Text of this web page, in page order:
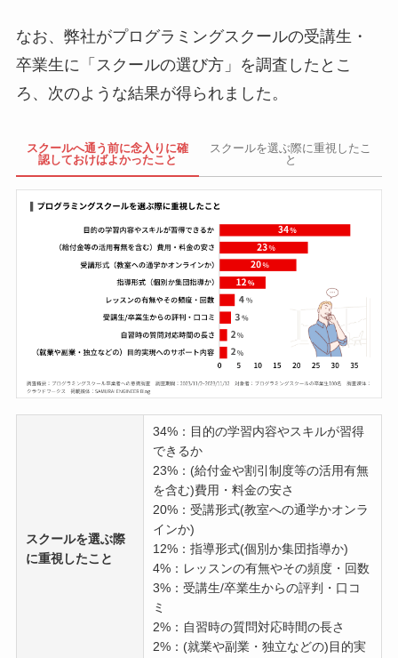
なお、弊社がプログラミングスクールの受講生・
卒業生に「スクールの選び方」を調査したとこ
ろ、次のような結果が得られました。
スクールへ通う前に念入りに確
認しておけばよかったこと
スクールを選ぶ際に重視したこ
と
スクールを選ぶ際
に重視したこと
34%：目的の学習内容やスキルが習得
できるか
23%：(給付金や割引制度等の活用有無
を含む)費用・料金の安さ
20%：受講形式(教室への通学かオンラ
インか)
12%：指導形式(個別か集団指導か)
4%：レッスンの有無やその頻度・回数
3%：受講生/卒業生からの評判・口コ
ミ
2%：自習時の質問対応時間の長さ
2%：(就業や副業・独立などの)目的実